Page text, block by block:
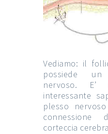
Vediamo: il
possiede
nervoso. E’
interessante
plesso
corteccia